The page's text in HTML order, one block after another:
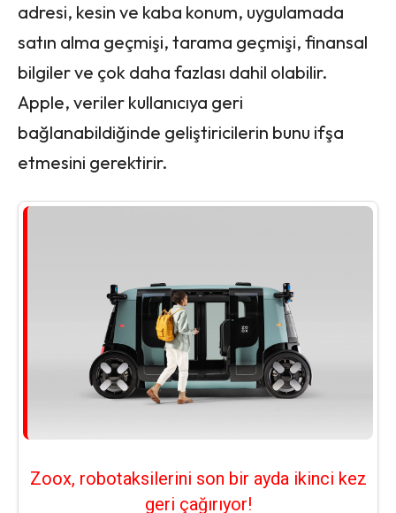
adresi, kesin ve kaba konum, uygulamada
satın alma geçmişi, tarama geçmişi, finansal
bilgiler ve çok daha fazlası dahil olabilir.
Apple, veriler kullanıcıya geri
bağlanabildiğinde geliştiricilerin bunu ifşa
etmesini gerektirir.
Zoox, robotaksilerini son bir ayda ikinci kez
geri çağırıyor!